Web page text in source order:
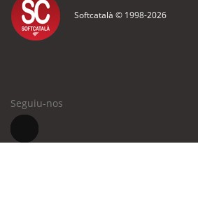
Softcatalà © 1998-2026
Seguiu-nos